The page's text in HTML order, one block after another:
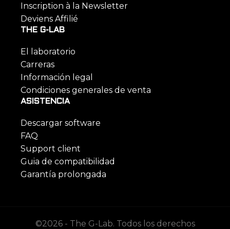
Inscription à la Newsletter
Deviens Affilié
THE G-LAB
El laboratorio
Carreras
Información legal
Condiciones generales de venta
ASISTENCIA
Descargar software
FAQ
Support client
Guia de compatibilidad
Garantía prolongada
©2026 - The G-Lab. Todos los derechos